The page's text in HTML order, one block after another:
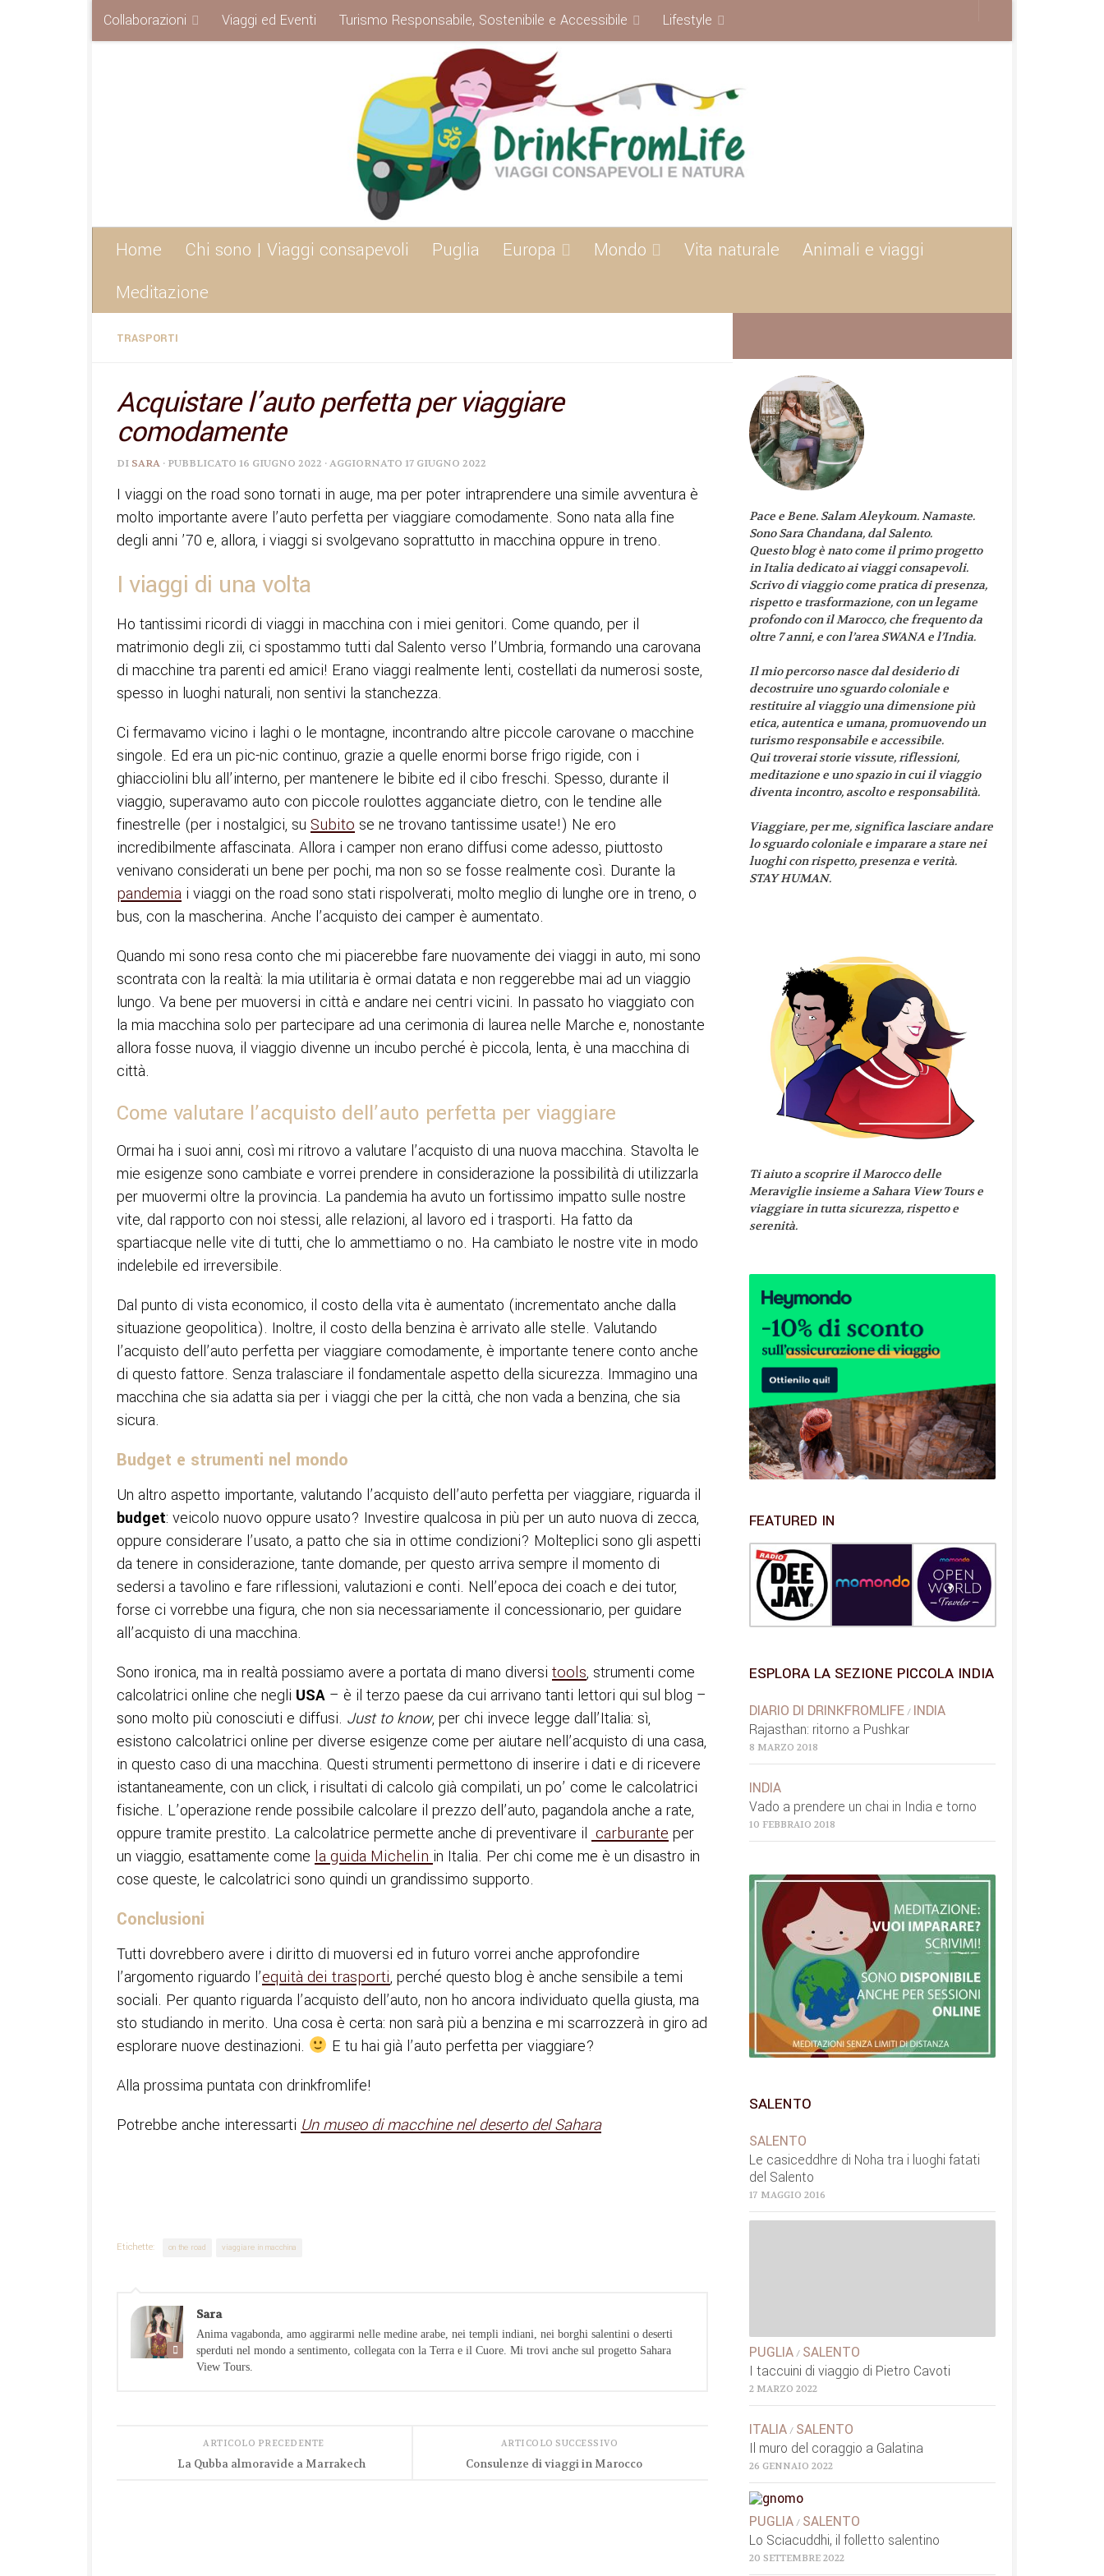
Sotto il contenuto
Collaborazioni Viaggi ed Eventi Turismo Responsabile, Sostenibile e Accessibile Lifestyle
Home Chi sono | Viaggi consapevoli Puglia Europa Mondo Vita naturale
Animali e viaggi
Meditazione
TRASPORTI
Acquistare l’auto perfetta per viaggiare
comodamente
DI SARA · PUBBLICATO 16 GIUGNO 2022 · AGGIORNATO 17 GIUGNO 2022
I viaggi on the road sono tornati in auge, ma per poter intraprendere una simile avventura è
molto importante avere l’auto perfetta per viaggiare comodamente. Sono nata alla fine
degli anni ’70 e, allora, i viaggi si svolgevano soprattutto in macchina oppure in treno.
I viaggi di una volta
Ho tantissimi ricordi di viaggi in macchina con i miei genitori. Come quando, per il
matrimonio degli zii, ci spostammo tutti dal Salento verso l’Umbria, formando una carovana
di macchine tra parenti ed amici! Erano viaggi realmente lenti, costellati da numerosi soste,
spesso in luoghi naturali, non sentivi la stanchezza.
Ci fermavamo vicino i laghi o le montagne, incontrando altre piccole carovane o macchine
singole. Ed era un pic-nic continuo, grazie a quelle enormi borse frigo rigide, con i
ghiacciolini blu all’interno, per mantenere le bibite ed il cibo freschi. Spesso, durante il
viaggio, superavamo auto con piccole roulottes agganciate dietro, con le tendine alle
finestrelle (per i nostalgici, su Subito se ne trovano tantissime usate!) Ne ero
incredibilmente affascinata. Allora i camper non erano diffusi come adesso, piuttosto
venivano considerati un bene per pochi, ma non so se fosse realmente così. Durante la
pandemia i viaggi on the road sono stati rispolverati, molto meglio di lunghe ore in treno, o
bus, con la mascherina. Anche l’acquisto dei camper è aumentato.
Quando mi sono resa conto che mi piacerebbe fare nuovamente dei viaggi in auto, mi sono
scontrata con la realtà: la mia utilitaria è ormai datata e non reggerebbe mai ad un viaggio
lungo. Va bene per muoversi in città e andare nei centri vicini. In passato ho viaggiato con
la mia macchina solo per partecipare ad una cerimonia di laurea nelle Marche e, nonostante
allora fosse nuova, il viaggio divenne un incubo perché è piccola, lenta, è una macchina di
città.
Come valutare l’acquisto dell’auto perfetta per viaggiare
Ormai ha i suoi anni, così mi ritrovo a valutare l’acquisto di una nuova macchina. Stavolta le
mie esigenze sono cambiate e vorrei prendere in considerazione la possibilità di utilizzarla
per muovermi oltre la provincia. La pandemia ha avuto un fortissimo impatto sulle nostre
vite, dal rapporto con noi stessi, alle relazioni, al lavoro ed i trasporti. Ha fatto da
spartiacque nelle vite di tutti, che lo ammettiamo o no. Ha cambiato le nostre vite in modo
indelebile ed irreversibile.
Dal punto di vista economico, il costo della vita è aumentato (incrementato anche dalla
situazione geopolitica). Inoltre, il costo della benzina è arrivato alle stelle. Valutando
l’acquisto dell’auto perfetta per viaggiare comodamente, è importante tenere conto anche
di questo fattore. Senza tralasciare il fondamentale aspetto della sicurezza. Immagino una
macchina che sia adatta sia per i viaggi che per la città, che non vada a benzina, che sia
sicura.
Budget e strumenti nel mondo
Un altro aspetto importante, valutando l’acquisto dell’auto perfetta per viaggiare, riguarda il
budget: veicolo nuovo oppure usato? Investire qualcosa in più per un auto nuova di zecca,
oppure considerare l’usato, a patto che sia in ottime condizioni? Molteplici sono gli aspetti
da tenere in considerazione, tante domande, per questo arriva sempre il momento di
sedersi a tavolino e fare riflessioni, valutazioni e conti. Nell’epoca dei coach e dei tutor,
forse ci vorrebbe una figura, che non sia necessariamente il concessionario, per guidare
all’acquisto di una macchina.
Sono ironica, ma in realtà possiamo avere a portata di mano diversi tools, strumenti come
calcolatrici online che negli USA – è il terzo paese da cui arrivano tanti lettori qui sul blog –
sono molto più conosciuti e diffusi. Just to know, per chi invece legge dall’Italia: sì,
esistono calcolatrici online per diverse esigenze come per aiutare nell’acquisto di una casa,
in questo caso di una macchina. Questi strumenti permettono di inserire i dati e di ricevere
istantaneamente, con un click, i risultati di calcolo già compilati, un po’ come le calcolatrici
fisiche. L’operazione rende possibile calcolare il prezzo dell’auto, pagandola anche a rate,
oppure tramite prestito. La calcolatrice permette anche di preventivare il carburante per
un viaggio, esattamente come la guida Michelin in Italia. Per chi come me è un disastro in
cose queste, le calcolatrici sono quindi un grandissimo supporto.
Conclusioni
Tutti dovrebbero avere i diritto di muoversi ed in futuro vorrei anche approfondire
l’argomento riguardo l’equità dei trasporti, perché questo blog è anche sensibile a temi
sociali. Per quanto riguarda l’acquisto dell’auto, non ho ancora individuato quella giusta, ma
sto studiando in merito. Una cosa è certa: non sarà più a benzina e mi scarrozzerà in giro ad
esplorare nuove destinazioni.
E tu hai già l’auto perfetta per viaggiare?
Alla prossima puntata con drinkfromlife!
Potrebbe anche interessarti Un museo di macchine nel deserto del Sahara
Etichette: on the road viaggiare in macchina
Sara
Anima vagabonda, amo aggirarmi nelle medine arabe, nei templi indiani, nei borghi salentini o deserti
sperduti nel mondo a sentimento, collegata con la Terra e il Cuore. Mi trovi anche sul progetto Sahara
View Tours.
ARTICOLO SUCCESSIVO
Consulenze di viaggi in Marocco
ARTICOLO PRECEDENTE
La Qubba almoravide a Marrakech
Pace e Bene. Salam Aleykoum. Namaste.
Sono Sara Chandana, dal Salento.
Questo blog è nato come il primo progetto
in Italia dedicato ai viaggi consapevoli.
Scrivo di viaggio come pratica di presenza,
rispetto e trasformazione, con un legame
profondo con il Marocco, che frequento da
oltre 7 anni, e con l’area SWANA e l’India.
Il mio percorso nasce dal desiderio di
decostruire uno sguardo coloniale e
restituire al viaggio una dimensione più
etica, autentica e umana, promuovendo un
turismo responsabile e accessibile.
Qui troverai storie vissute, riflessioni,
meditazione e uno spazio in cui il viaggio
diventa incontro, ascolto e responsabilità.
Viaggiare, per me, significa lasciare andare
lo sguardo coloniale e imparare a stare nei
luoghi con rispetto, presenza e verità.
STAY HUMAN.
Ti aiuto a scoprire il Marocco delle
Meraviglie insieme a Sahara View Tours e
viaggiare in tutta sicurezza, rispetto e
serenità.
FEATURED IN
ESPLORA LA SEZIONE PICCOLA INDIA
DIARIO DI DRINKFROMLIFE / INDIA
Rajasthan: ritorno a Pushkar
8 MARZO 2018
INDIA
Vado a prendere un chai in India e torno
10 FEBBRAIO 2018
SALENTO
SALENTO
Le casiceddhre di Noha tra i luoghi fatati
del Salento
17 MAGGIO 2016
PUGLIA / SALENTO
I taccuini di viaggio di Pietro Cavoti
2 MARZO 2022
ITALIA / SALENTO
Il muro del coraggio a Galatina
26 GENNAIO 2022
PUGLIA / SALENTO
Lo Sciacuddhi, il folletto salentino
20 SETTEMBRE 2022